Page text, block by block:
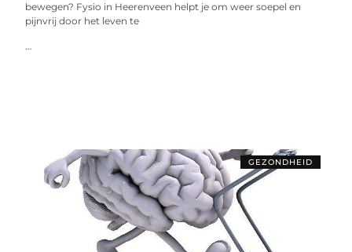
bewegen? Fysio in Heerenveen helpt je om weer soepel en
pijnvrij door het leven te
...
GEZONDHEID